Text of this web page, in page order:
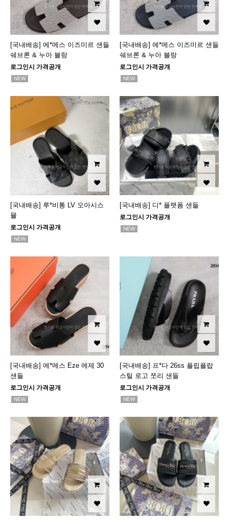
[국내배송] 에*메스 이즈미르 샌들
쉐브론 & 누아 블랑
로그인시 가격공개
NEW
[국내배송] 에*메스 이즈미르 샌들
쉐브론 & 누아 블랑
로그인시 가격공개
NEW
[국내배송] 루*비통 LV 오아시스
뮬
로그인시 가격공개
NEW
[국내배송] 디* 플랫폼 샌들
로그인시 가격공개
NEW
[국내배송] 에*메스 Eze 에제 30
샌들
로그인시 가격공개
NEW
[국내배송] 프*다 26ss 플립플랍
스틸 로고 쪼리 샌들
로그인시 가격공개
NEW